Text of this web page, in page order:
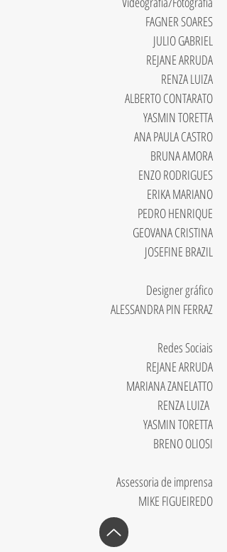
FAGNER SOARES
JULIO GABRIEL
REJANE ARRUDA
RENZA LUIZA
ALBERTO CONTARATO
YASMIN TORETTA
ANA PAULA CASTRO
BRUNA AMORA
ENZO RODRIGUES
ERIKA MARIANO
PEDRO HENRIQUE
GEOVANA CRISTINA
JOSEFINE BRAZIL
​Designer gráfico
ALESSANDRA PIN FERRAZ
Redes Sociais
REJANE ARRUDA
MARIANA ZANELATTO
RENZA LUIZA
YASMIN TORETTA
BRENO OLIOSI
Assessoria de imprensa
MIKE FIGUEIREDO